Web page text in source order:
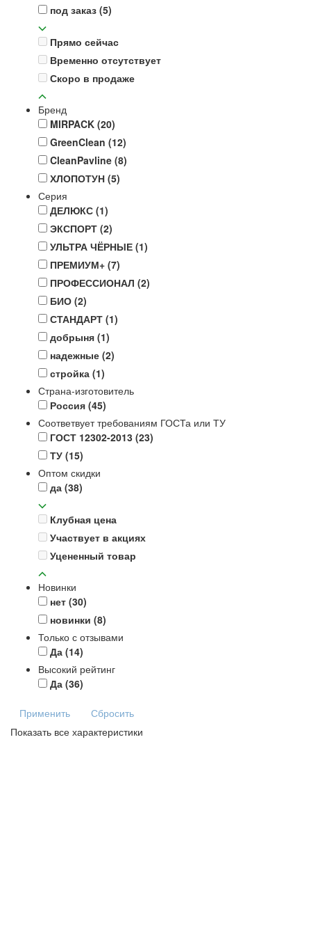
под заказ (5)
Прямо сейчас
Временно отсутствует
Скоро в продаже
Бренд
MIRPACK (20)
GreenClean (12)
CleanPavline (8)
ХЛОПОТУН (5)
Серия
ДЕЛЮКС (1)
ЭКСПОРТ (2)
УЛЬТРА ЧЁРНЫЕ (1)
ПРЕМИУМ+ (7)
ПРОФЕССИОНАЛ (2)
БИО (2)
СТАНДАРТ (1)
добрыня (1)
надежные (2)
стройка (1)
Страна-изготовитель
Россия (45)
Соответвует требованиям ГОСТа или ТУ
ГОСТ 12302-2013 (23)
ТУ (15)
Оптом скидки
да (38)
Клубная цена
Участвует в акциях
Уцененный товар
Новинки
нет (30)
новинки (8)
Только с отзывами
Да (14)
Высокий рейтинг
Да (36)
Применить
Сбросить
Показать все характеристики